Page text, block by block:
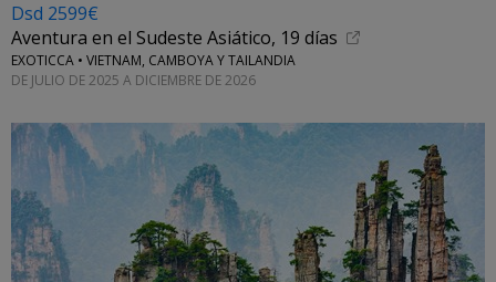
Dsd 2599€
Aventura en el Sudeste Asiático, 19 días
EXOTICCA • VIETNAM, CAMBOYA Y TAILANDIA
DE JULIO DE 2025 A DICIEMBRE DE 2026